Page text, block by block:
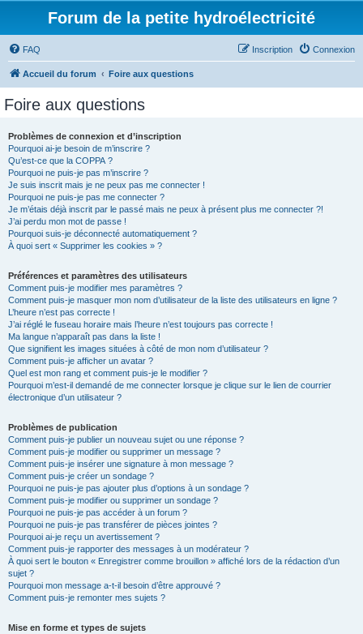
Forum de la petite hydroélectricité
FAQ Connexion
Inscription
Accueil du forum Foire aux questions
Foire aux questions
Problèmes de connexion et d’inscription
Pourquoi ai-je besoin de m’inscrire ?
Qu’est-ce que la COPPA ?
Pourquoi ne puis-je pas m’inscrire ?
Je suis inscrit mais je ne peux pas me connecter !
Pourquoi ne puis-je pas me connecter ?
Je m’étais déjà inscrit par le passé mais ne peux à présent plus me connecter ?!
J’ai perdu mon mot de passe !
Pourquoi suis-je déconnecté automatiquement ?
À quoi sert « Supprimer les cookies » ?
Préférences et paramètres des utilisateurs
Comment puis-je modifier mes paramètres ?
Comment puis-je masquer mon nom d’utilisateur de la liste des utilisateurs en ligne ?
L’heure n’est pas correcte !
J’ai réglé le fuseau horaire mais l’heure n’est toujours pas correcte !
Ma langue n’apparaît pas dans la liste !
Que signifient les images situées à côté de mon nom d’utilisateur ?
Comment puis-je afficher un avatar ?
Quel est mon rang et comment puis-je le modifier ?
Pourquoi m’est-il demandé de me connecter lorsque je clique sur le lien de courrier
électronique d’un utilisateur ?
Problèmes de publication
Comment puis-je publier un nouveau sujet ou une réponse ?
Comment puis-je modifier ou supprimer un message ?
Comment puis-je insérer une signature à mon message ?
Comment puis-je créer un sondage ?
Pourquoi ne puis-je pas ajouter plus d’options à un sondage ?
Comment puis-je modifier ou supprimer un sondage ?
Pourquoi ne puis-je pas accéder à un forum ?
Pourquoi ne puis-je pas transférer de pièces jointes ?
Pourquoi ai-je reçu un avertissement ?
Comment puis-je rapporter des messages à un modérateur ?
À quoi sert le bouton « Enregistrer comme brouillon » affiché lors de la rédaction d’un
sujet ?
Pourquoi mon message a-t-il besoin d’être approuvé ?
Comment puis-je remonter mes sujets ?
Mise en forme et types de sujets